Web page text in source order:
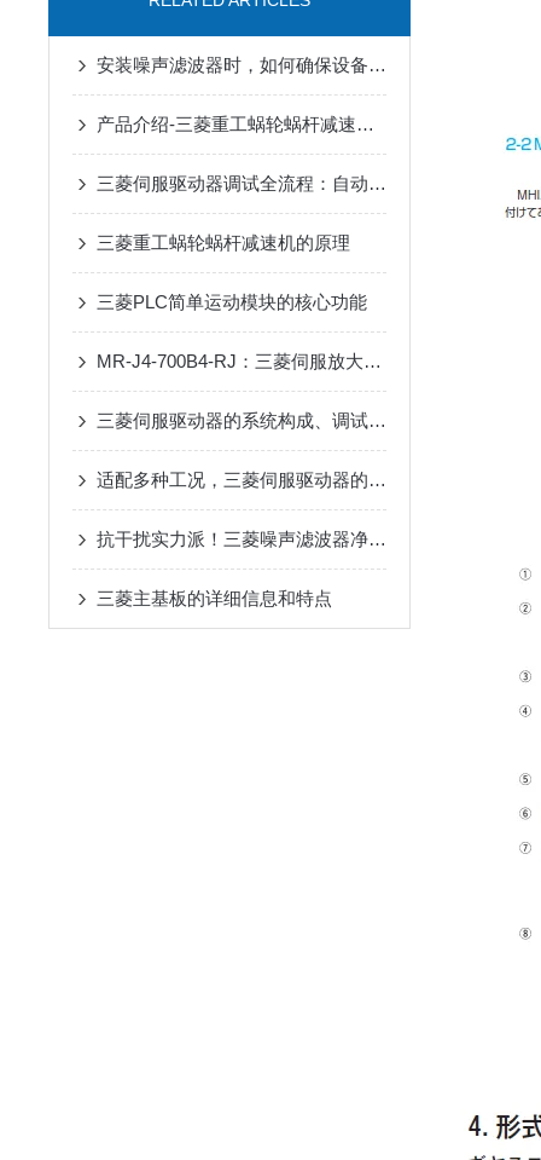
安装噪声滤波器时，如何确保设备安全？
产品介绍-三菱重工蜗轮蜗杆减速机SUHA99R-8
三菱伺服驱动器调试全流程：自动增益、共振抑制参数设置详解
三菱重工蜗轮蜗杆减速机的原理
三菱PLC简单运动模块的核心功能
MR-J4-700B4-RJ：三菱伺服放大器的高效能解决方案
三菱伺服驱动器的系统构成、调试流程、日常维护和常见问题处理
适配多种工况，三菱伺服驱动器的实用选择
抗干扰实力派！三菱噪声滤波器净化电路环境
三菱主基板的详细信息和特点